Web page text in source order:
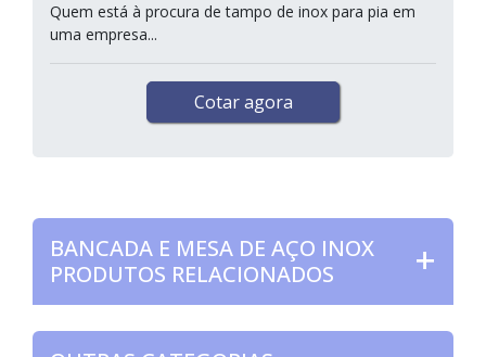
Quem está à procura de tampo de inox para pia em
uma empresa...
Cotar agora
BANCADA E MESA DE AÇO INOX
PRODUTOS RELACIONADOS